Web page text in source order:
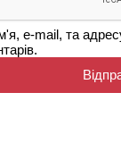
e-mail, та